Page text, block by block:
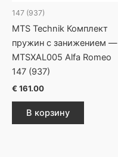
147 (937)
MTS Technik Комплект
пружин с занижением —
MTSXAL005 Alfa Romeo
147 (937)
€ 161.00
В корзину